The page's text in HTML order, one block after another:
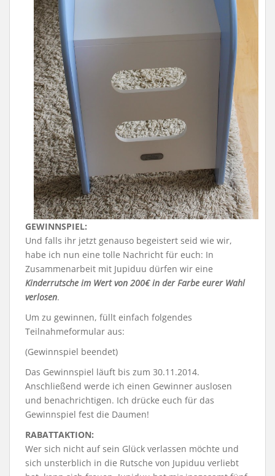
GEWINNSPIEL:
Und falls ihr jetzt genauso begeistert seid wie wir,
habe ich nun eine tolle Nachricht für euch: In
Zusammenarbeit mit Jupiduu dürfen wir eine
Kinderrutsche im Wert von 200€ in der Farbe eurer Wahl
verlosen.
Um zu gewinnen, füllt einfach folgendes
Teilnahmeformular aus:
(Gewinnspiel beendet)
Das Gewinnspiel läuft bis zum 30.11.2014.
Anschließend werde ich einen Gewinner auslosen
und benachrichtigen. Ich drücke euch für das
Gewinnspiel fest die Daumen!
RABATTAKTION:
Wer sich nicht auf sein Glück verlassen möchte und
sich unsterblich in die Rutsche von Jupiduu verliebt